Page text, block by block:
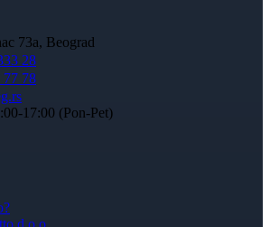
73a, Beograd
28
77 78
17:00 (Pon-Pet)
d.o.o